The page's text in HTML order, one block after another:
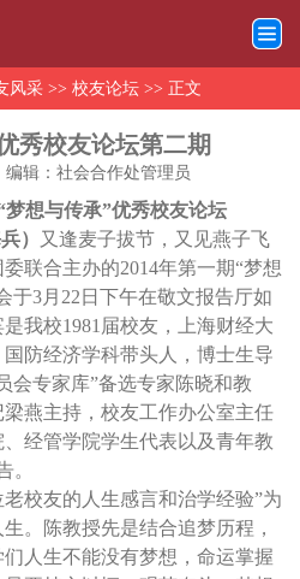
风采>> 校友论坛>> 正文
秀校友论坛第二期
编辑：社会合作处管理员
梦想与传承”优秀校友论坛
）
又逢麦子拔节，又见燕子飞
联合主办的2014年第一期“梦想
于3月 22 日下午在敬文报告厅如
我校1981届校友，上海财经大
防经济学科带头人，博士生导
会专家库”备选专家陈晓和教
燕主持，校友工作办公室主任
经管学院学生代表以及青年教
。
校友的人生感言和治学经验”为
。陈教授先是结合追梦历程，
人生不能没有梦想，命运掌握